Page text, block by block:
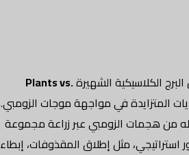
الكلاسيكية الشهيرةPlants vs.
المتزايدة في مواجهة موجات الزومبي.
من هجمات الزومبي عبر زراعة مجموعة
استراتيجي، مثل إطلاق المقذوفات، إبطاء